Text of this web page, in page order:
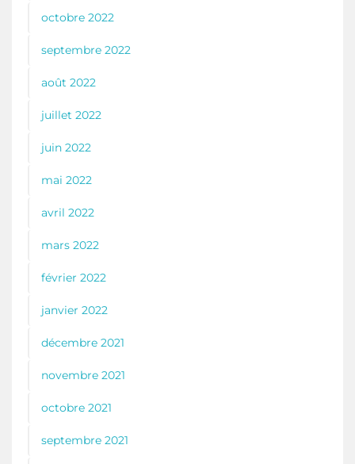
octobre 2022
septembre 2022
août 2022
juillet 2022
juin 2022
mai 2022
avril 2022
mars 2022
février 2022
janvier 2022
décembre 2021
novembre 2021
octobre 2021
septembre 2021